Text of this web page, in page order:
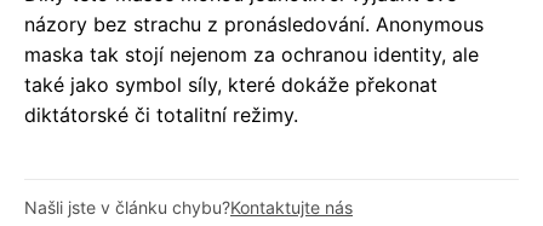
názory bez strachu z pronásledování. Anonymous
maska tak stojí nejenom za ochranou identity, ale
také jako symbol síly, které dokáže překonat
diktátorské či totalitní režimy.
Našli jste v článku chybu?Kontaktujte nás